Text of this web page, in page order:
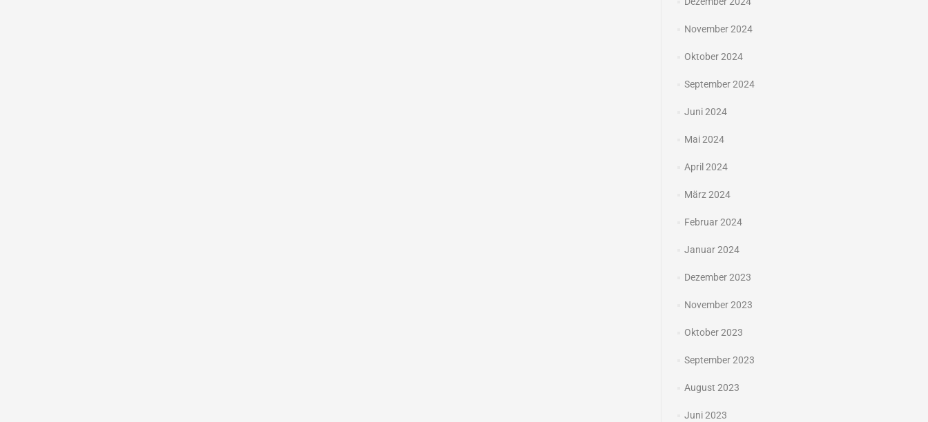
November 2024
Oktober 2024
September 2024
Juni 2024
Mai 2024
April 2024
März 2024
Februar 2024
Januar 2024
Dezember 2023
November 2023
Oktober 2023
September 2023
August 2023
Juni 2023